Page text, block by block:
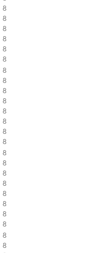
8
8
8
8
8
8
8
8
8
8
8
8
8
8
8
8
8
8
8
8
8
8
8
8